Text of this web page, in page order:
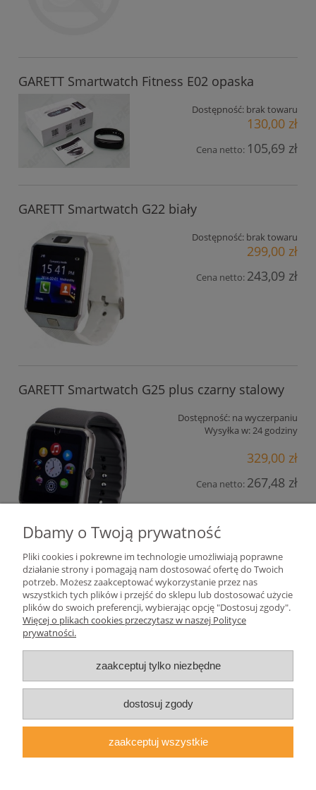
GARETT Smartwatch Fitness E02 opaska
Dostępność: brak towaru
130,00 zł
Cena netto: 105,69 zł
GARETT Smartwatch G22 biały
Dostępność: brak towaru
299,00 zł
Cena netto: 243,09 zł
GARETT Smartwatch G25 plus czarny stalowy
Dostępność: na wyczerpaniu
Wysyłka w:24 godziny
329,00 zł
Cena netto: 267,48 zł
« 1 2 3 4 5 »
Pomoc
Moje konto
Płatności i dostawa
Informacje
O nas
Dbamy o Twoją prywatność
Pliki cookies i pokrewne im technologie umożliwiają poprawne
działanie strony i pomagają nam dostosować ofertę do Twoich
potrzeb. Możesz zaakceptować wykorzystanie przez nas
wszystkich tych plików i przejść do sklepu lub dostosować użycie
plików do swoich preferencji, wybierając opcję "Dostosuj zgody".
Więcej o plikach cookies przeczytasz w naszej Polityce
prywatności.
zaakceptuj tylko niezbędne
dostosuj zgody
zaakceptuj wszystkie